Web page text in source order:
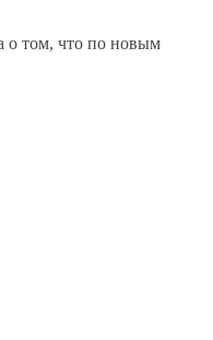
о том, что по новым